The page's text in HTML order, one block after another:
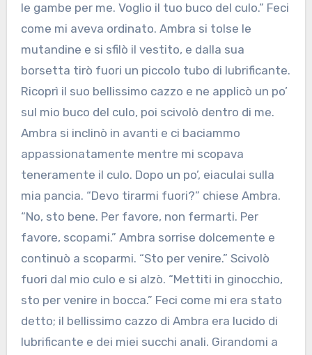
le gambe per me. Voglio il tuo buco del culo.” Feci
come mi aveva ordinato. Ambra si tolse le
mutandine e si sfilò il vestito, e dalla sua
borsetta tirò fuori un piccolo tubo di lubrificante.
Ricoprì il suo bellissimo cazzo e ne applicò un po’
sul mio buco del culo, poi scivolò dentro di me.
Ambra si inclinò in avanti e ci baciammo
appassionatamente mentre mi scopava
teneramente il culo. Dopo un po’, eiaculai sulla
mia pancia. “Devo tirarmi fuori?” chiese Ambra.
“No, sto bene. Per favore, non fermarti. Per
favore, scopami.” Ambra sorrise dolcemente e
continuò a scoparmi. “Sto per venire.” Scivolò
fuori dal mio culo e si alzò. “Mettiti in ginocchio,
sto per venire in bocca.” Feci come mi era stato
detto; il bellissimo cazzo di Ambra era lucido di
lubrificante e dei miei succhi anali. Girandomi a